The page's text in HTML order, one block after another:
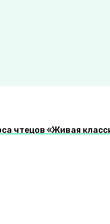
чтецов «Живая